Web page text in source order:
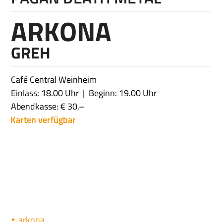
ARKONA
GREH
Café Central Weinheim
Einlass: 18.00 Uhr
Beginn: 19.00 Uhr
Abendkasse: € 30,–
Karten verfügbar